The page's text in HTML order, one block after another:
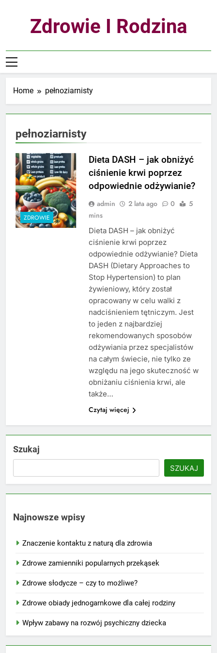
Zdrowie I Rodzina
Home pełnoziarnisty
pełnoziarnisty
ZDROWIE
Dieta DASH – jak obniżyć
ciśnienie krwi poprzez
odpowiednie odżywianie?
admin 2 lata ago 0
5
mins
Dieta DASH – jak obniżyć
ciśnienie krwi poprzez
odpowiednie odżywianie? Dieta
DASH (Dietary Approaches to
Stop Hypertension) to plan
żywieniowy, który został
opracowany w celu walki z
nadciśnieniem tętniczym. Jest
to jeden z najbardziej
rekomendowanych sposobów
odżywiania przez specjalistów
na całym świecie, nie tylko ze
względu na jego skuteczność w
obniżaniu ciśnienia krwi, ale
także…
Czytaj więcej
Szukaj
SZUKAJ
Najnowsze wpisy
Znaczenie kontaktu z naturą dla zdrowia
Zdrowe zamienniki popularnych przekąsek
Zdrowe słodycze – czy to możliwe?
Zdrowe obiady jednogarnkowe dla całej rodziny
Wpływ zabawy na rozwój psychiczny dziecka